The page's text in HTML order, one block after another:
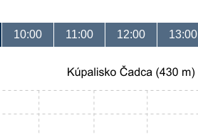
10:00 11:00 12:00 13:00